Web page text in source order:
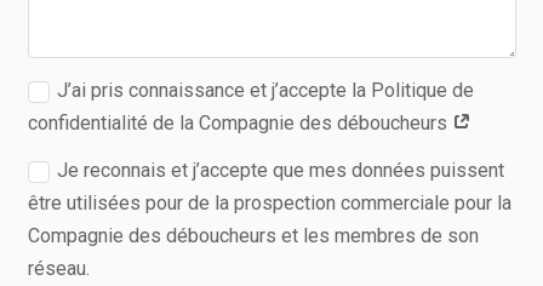
J’ai pris connaissance et j’accepte la Politique de
confidentialité de la Compagnie des déboucheurs
Je reconnais et j’accepte que mes données puissent
être utilisées pour de la prospection commerciale pour la
Compagnie des déboucheurs et les membres de son
réseau.